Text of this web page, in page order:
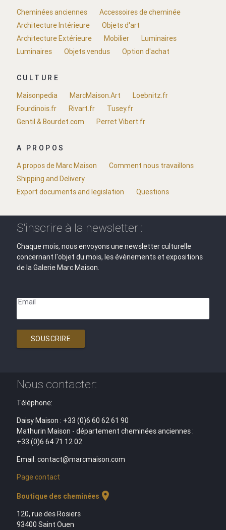
Cheminées anciennes
Accessoires de cheminée
Architecture Intérieure
Objets d'art
Architecture Extérieure
Mobilier
Luminaires
Luminaires
Objets vendus Option d'achat
CULTURE
Maisonpedia
MarcMaison.Art
Loebnitz.fr
Fourdinois.fr
Rivart.fr
Tusey.fr
Gentil & Bourdet.com
Perret Vibert.fr
A PROPOS
A propos de Marc Maison
Comment nous travaillons
Shipping and Delivery
Export documents and legislation
Questions
S'inscrire à la newsletter :
Chaque mois, nous envoyons une newsletter culturelle
concernant l'objet du mois, les évènements et expositions
de la Galerie Marc Maison.
Email
SOUSCRIRE
Nous contacter:
Téléphone:
Daisy Maison : +33 (0)6 60 62 61 90
Mathurin Maison - département cheminées anciennes :
+33 (0)6 64 71 12 02
Email: contact@marcmaison.com
Page contact
Boutique des cheminées location_on
120, rue des Rosiers
93400 Saint Ouen